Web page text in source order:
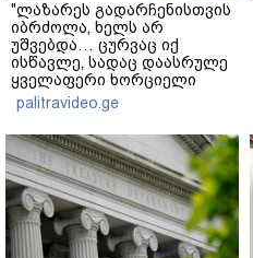
"ლაზარეს გადარჩენისთვის
იბრძოლა, ხელს არ
უშვებდა… ცურვაც იქ
ისწავლე, სადაც დაასრულე
ყველაფერი ხორციელი
ცხოვრებიდან" – რას წერს
ხობში დაღუპული დედა-
შვილის ახლობელი?
palitravideo.ge